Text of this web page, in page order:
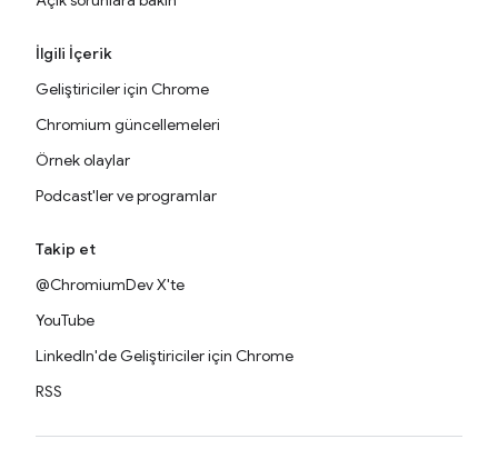
İlgili İçerik
Geliştiriciler için Chrome
Chromium güncellemeleri
Örnek olaylar
Podcast'ler ve programlar
Takip et
@ChromiumDev X'te
YouTube
LinkedIn'de Geliştiriciler için Chrome
RSS